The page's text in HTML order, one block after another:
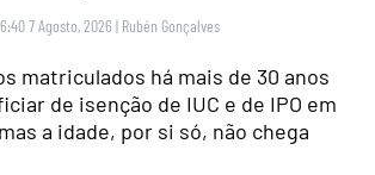
7 Agosto, 2026 | Rubén Gonçalves
matriculados há mais de 30 anos
de isenção de IUC e de IPO em
a idade, por si só, não chega